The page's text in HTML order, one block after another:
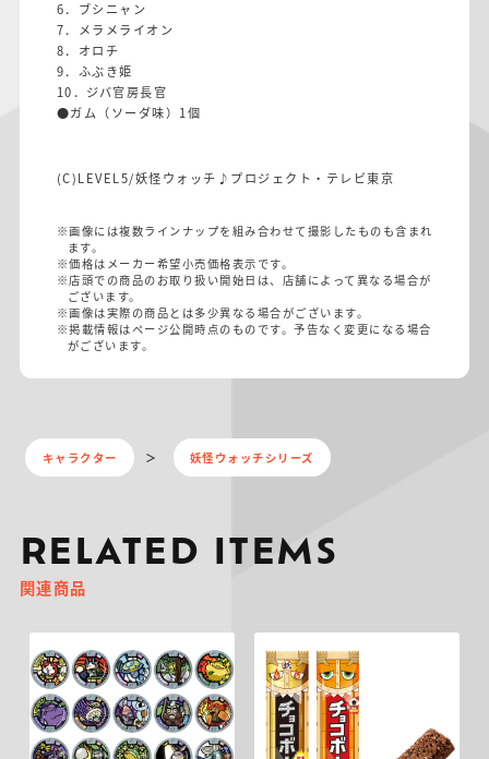
6．ブシニャン
7．メラメライオン
8．オロチ
9．ふぶき姫
10．ジバ官房長官
●ガム（ソーダ味）1個
(C)LEVEL5/妖怪ウォッチ♪プロジェクト・テレビ東京
※画像には複数ラインナップを組み合わせて撮影したものも含まれ
ます。
※価格はメーカー希望小売価格表示です。
※店頭での商品のお取り扱い開始日は、店舗によって異なる場合が
ございます。
※画像は実際の商品とは多少異なる場合がございます。
※掲載情報はページ公開時点のものです。予告なく変更になる場合
がございます。
キャラクター 妖怪ウォッチシリーズ
RELATED ITEMS
関連商品